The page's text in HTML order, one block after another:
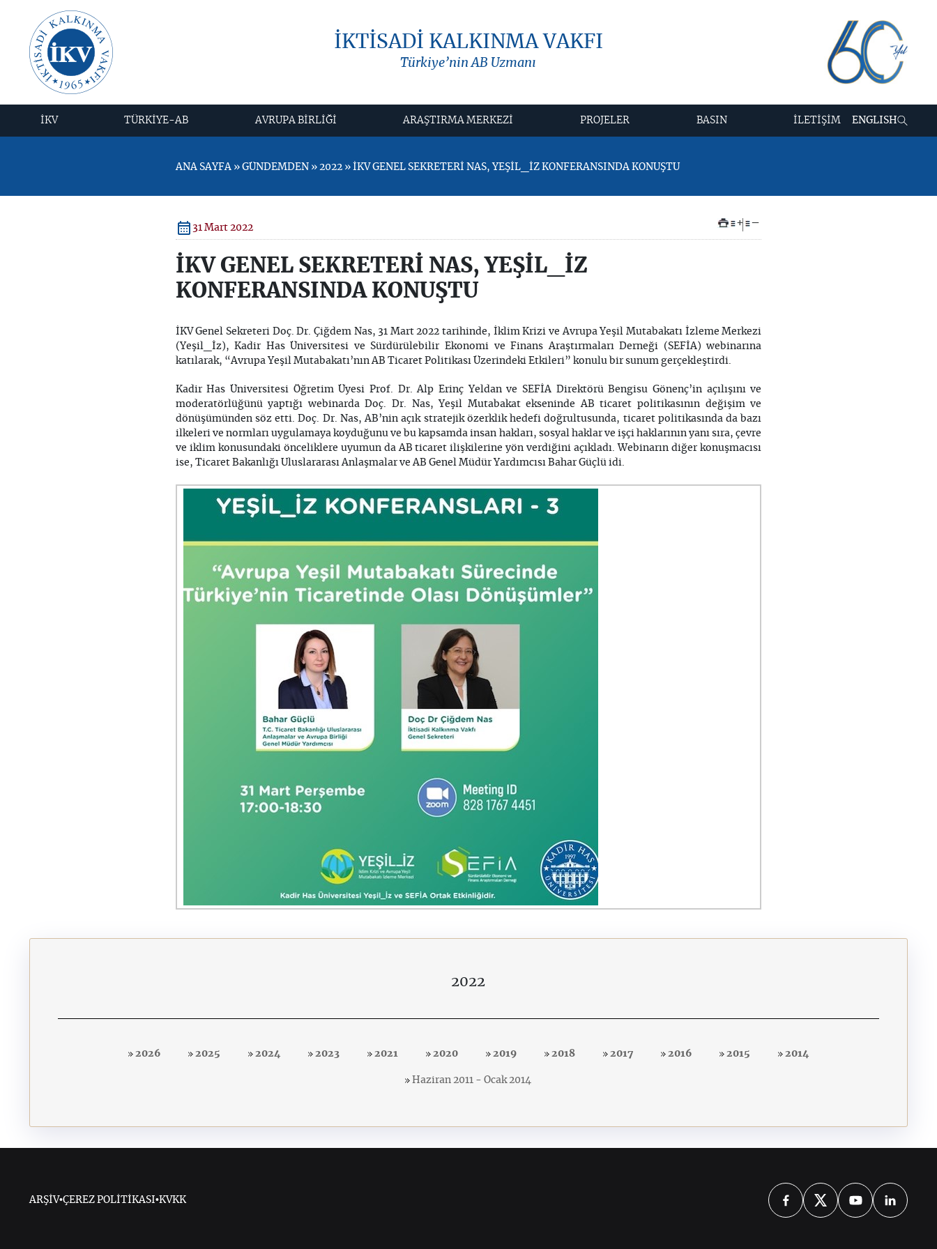
İKTİSADİ KALKINMA VAKFI
Türkiye’nin AB Uzmanı
İKV TÜRKİYE-AB AVRUPA BİRLİĞİ ARAŞTIRMA MERKEZİ PROJELER BASIN İLETİŞİM ENGLISH
ANA SAYFA » GÜNDEMDEN » 2022 » İKV GENEL SEKRETERİ NAS, YEŞİL_İZ KONFERANSINDA KONUŞTU
31 Mart 2022 + –
İKV GENEL SEKRETERİ NAS, YEŞİL_İZ
KONFERANSINDA KONUŞTU
İKV Genel Sekreteri Doç. Dr. Çiğdem Nas, 31 Mart 2022 tarihinde, İklim Krizi ve Avrupa Yeşil Mutabakatı İzleme Merkezi
(Yeşil_İz), Kadir Has Üniversitesi ve Sürdürülebilir Ekonomi ve Finans Araştırmaları Derneği (SEFİA) webinarına
katılarak, “Avrupa Yeşil Mutabakatı’nın AB Ticaret Politikası Üzerindeki Etkileri” konulu bir sunum gerçekleştirdi.
Kadir Has Üniversitesi Öğretim Üyesi Prof. Dr. Alp Erinç Yeldan ve SEFİA Direktörü Bengisu Gönenç’in açılışını ve
moderatörlüğünü yaptığı webinarda Doç. Dr. Nas, Yeşil Mutabakat ekseninde AB ticaret politikasının değişim ve
dönüşümünden söz etti. Doç. Dr. Nas, AB’nin açık stratejik özerklik hedefi doğrultusunda, ticaret politikasında da bazı
ilkeleri ve normları uygulamaya koyduğunu ve bu kapsamda insan hakları, sosyal haklar ve işçi haklarının yanı sıra, çevre
ve iklim konusundaki önceliklere uyumun da AB ticaret ilişkilerine yön verdiğini açıkladı. Webinarın diğer konuşmacısı
ise, Ticaret Bakanlığı Uluslararası Anlaşmalar ve AB Genel Müdür Yardımcısı Bahar Güçlü idi.
2022
2026 2025 2024 2023 2021 2020 2019 2018 2017 2016 2015 2014
Haziran 2011 - Ocak 2014
ARŞİV•ÇEREZ POLİTİKASI •KVKK